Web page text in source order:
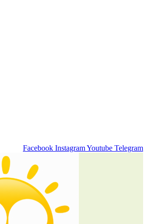
Facebook InstagramYoutube Telegram